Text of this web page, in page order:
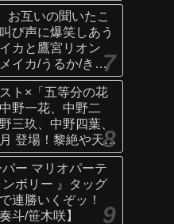
お互いの聞いたこ
び声に爆笑しあう
カと鷹宮リオン
メイカ/うるか/きな
か/鷹宮リオン】
スト×「五等分の花
野一花、中野二
三玖、中野四葉、
登場！黎絶や天魔
空中庭園〜などで
オリジナルSSにも注
キャラ使ってみた
ト公式】
パー マリオパーテ
ンボリー 』タッグ
連勝いくぞッ！
斗/笹木咲】